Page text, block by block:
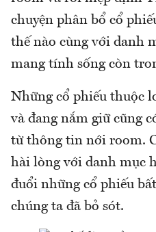
chuyện phân bổ cổ
thế nào cùng với danh
mang tính sống còn
Những cổ phiếu thuộc
và đang nắm giữ cũng
từ thông tin nới room.
hài lòng với danh mục
đuổi những cổ phiếu
chúng ta đã bỏ sót.